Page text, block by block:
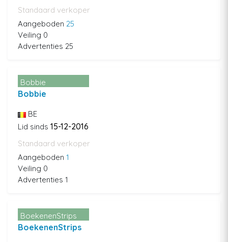
Standaard verkoper
Aangeboden 25
Veiling 0
Advertenties 25
Bobbie
Bobbie
BE
Lid sinds 15-12-2016
Standaard verkoper
Aangeboden 1
Veiling 0
Advertenties 1
BoekenenStrips
BoekenenStrips